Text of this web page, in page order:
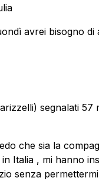
avrei bisogno di
segnalati 57
che sia la
in Italia , mi hanno
senza